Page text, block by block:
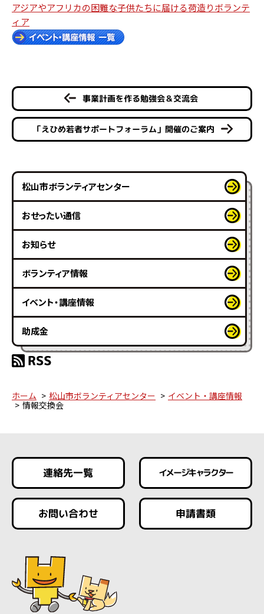
アジアやアフリカの困難な子供たちに届ける荷造りボランテ
ィア
事業計画を作る勉強会＆交流会
「えひめ若者サポートフォーラム」開催のご案内
松山市ボランティアセンター
おせったい通信
お知らせ
ボランティア情報
イベント・講座情報
助成金
ホーム 松山市ボランティアセンター
イベント・講座情報
情報交換会
連絡先一覧 イメージキャラクター
お問い合わせ 申請書類